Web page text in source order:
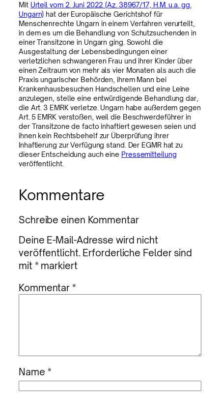
Mit Urteil vom 2. Juni 2022 (Az. 38967/17, H.M. u.a. gg.
Ungarn) hat der Europäische Gerichtshof für
Menschenrechte Ungarn in einem Verfahren verurteilt,
in dem es um die Behandlung von Schutzsuchenden in
einer Transitzone in Ungarn ging. Sowohl die
Ausgestaltung der Lebensbedingungen einer
verletzlichen schwangeren Frau und ihrer Kinder über
einen Zeitraum von mehr als vier Monaten als auch die
Praxis ungarischer Behörden, ihrem Mann bei
Krankenhausbesuchen Handschellen und eine Leine
anzulegen, stelle eine entwürdigende Behandlung dar,
die Art. 3 EMRK verletze. Ungarn habe außerdem gegen
Art. 5 EMRK verstoßen, weil die Beschwerdeführer in
der Transitzone de facto inhaftiert gewesen seien und
ihnen kein Rechtsbehelf zur Überprüfung ihrer
Inhaftierung zur Verfügung stand. Der EGMR hat zu
dieser Entscheidung auch eine Pressemitteilung
veröffentlicht.
Kommentare
Schreibe einen Kommentar
Deine E-Mail-Adresse wird nicht
veröffentlicht. Erforderliche Felder sind
mit * markiert
Kommentar*
Name *